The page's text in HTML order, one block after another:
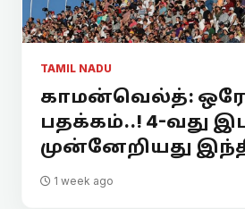
TAMIL NADU
காமன்வெல்த்: ஒரே
பதக்கம்..! 4-வது
முன்னேறியது
1 week ago